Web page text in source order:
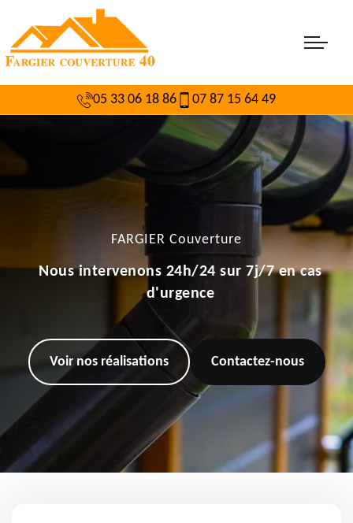
05 33 06 18 86 07 87 15 64 49
FARGIER Couverture
Nous intervenons 24h/24 sur 7j/7 en cas
d'urgence
Voir nos réalisations Contactez-nous